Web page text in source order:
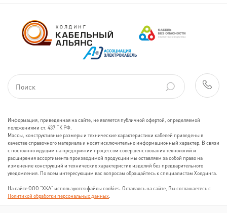
Информация, приведенная на сайте, не является публичной офертой, определяемой
положениями ст. 437 ГК РФ.
Массы, конструктивные размеры и технические характеристики кабелей приведены в
качестве справочного материала и носят исключительно информационный характер. В связи
с постоянно идущим на предприятии процессом совершенствования технологий и
расширения ассортимента производимой продукции мы оставляем за собой право на
изменение конструкций и технических характеристик изделий без предварительного
уведомления. По всем интересующим вас вопросам обращайтесь к специалистам Холдинга.
На сайте ООО "ХКА" используются файлы cookies. Оставаясь на сайте, Вы соглашаетесь с
Политикой обработки персональных данных